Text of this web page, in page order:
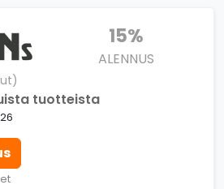
15%
ALENNUS
tuotteista